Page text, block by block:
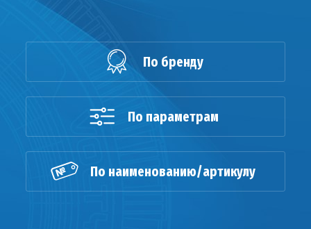
По бренду
По параметрам
По наименованию/артикулу